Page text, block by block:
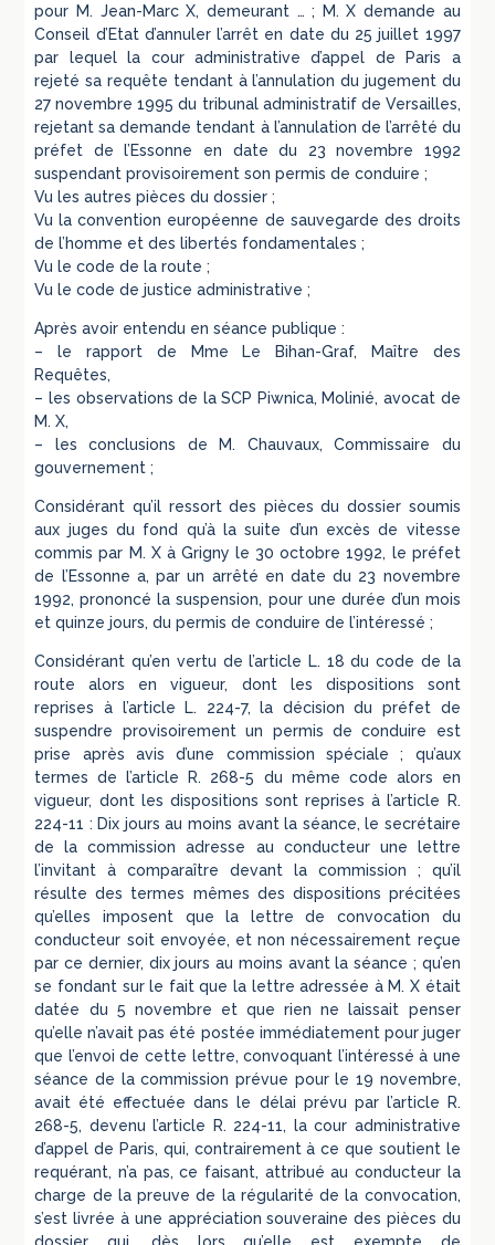
pour M. Jean-Marc X, demeurant … ; M. X demande au
Conseil d’Etat d’annuler l’arrêt en date du 25 juillet 1997
par lequel la cour administrative d’appel de Paris a
rejeté sa requête tendant à l’annulation du jugement du
27 novembre 1995 du tribunal administratif de Versailles,
rejetant sa demande tendant à l’annulation de l’arrêté du
préfet de l’Essonne en date du 23 novembre 1992
suspendant provisoirement son permis de conduire ;
Vu les autres pièces du dossier ;
Vu la convention européenne de sauvegarde des droits
de l’homme et des libertés fondamentales ;
Vu le code de la route ;
Vu le code de justice administrative ;
Après avoir entendu en séance publique :
– le rapport de Mme Le Bihan-Graf, Maître des
Requêtes,
– les observations de la SCP Piwnica, Molinié, avocat de
M. X,
– les conclusions de M. Chauvaux, Commissaire du
gouvernement ;
Considérant qu’il ressort des pièces du dossier soumis
aux juges du fond qu’à la suite d’un excès de vitesse
commis par M. X à Grigny le 30 octobre 1992, le préfet
de l’Essonne a, par un arrêté en date du 23 novembre
1992, prononcé la suspension, pour une durée d’un mois
et quinze jours, du permis de conduire de l’intéressé ;
Considérant qu’en vertu de l’article L. 18 du code de la
route alors en vigueur, dont les dispositions sont
reprises à l’article L. 224-7, la décision du préfet de
suspendre provisoirement un permis de conduire est
prise après avis d’une commission spéciale ; qu’aux
termes de l’article R. 268-5 du même code alors en
vigueur, dont les dispositions sont reprises à l’article R.
224-11 : Dix jours au moins avant la séance, le secrétaire
de la commission adresse au conducteur une lettre
l’invitant à comparaître devant la commission ; qu’il
résulte des termes mêmes des dispositions précitées
qu’elles imposent que la lettre de convocation du
conducteur soit envoyée, et non nécessairement reçue
par ce dernier, dix jours au moins avant la séance ; qu’en
se fondant sur le fait que la lettre adressée à M. X était
datée du 5 novembre et que rien ne laissait penser
qu’elle n’avait pas été postée immédiatement pour juger
que l’envoi de cette lettre, convoquant l’intéressé à une
séance de la commission prévue pour le 19 novembre,
avait été effectuée dans le délai prévu par l’article R.
268-5, devenu l’article R. 224-11, la cour administrative
d’appel de Paris, qui, contrairement à ce que soutient le
requérant, n’a pas, ce faisant, attribué au conducteur la
charge de la preuve de la régularité de la convocation,
s’est livrée à une appréciation souveraine des pièces du
dossier qui, dès lors qu’elle est exempte de